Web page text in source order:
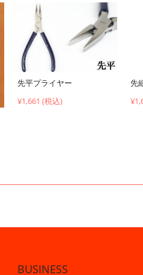
先平プライヤー
¥1,661 (税込)
先
BUSINESS